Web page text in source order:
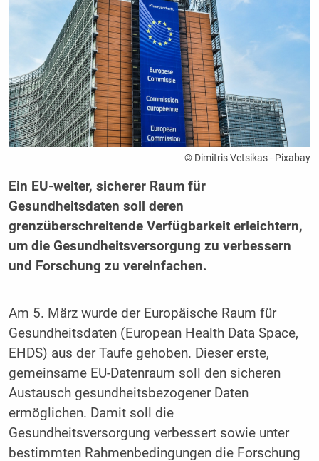
© Dimitris Vetsikas - Pixabay
Ein EU-weiter, sicherer Raum für
Gesundheitsdaten soll deren
grenzüberschreitende Verfügbarkeit erleichtern,
um die Gesundheitsversorgung zu verbessern
und Forschung zu vereinfachen.
Am 5. März wurde der Europäische Raum für
Gesundheitsdaten (European Health Data Space,
EHDS) aus der Taufe gehoben. Dieser erste,
gemeinsame EU-Datenraum soll den sicheren
Austausch gesundheitsbezogener Daten
ermöglichen. Damit soll die
Gesundheitsversorgung verbessert sowie unter
bestimmten Rahmenbedingungen die Forschung